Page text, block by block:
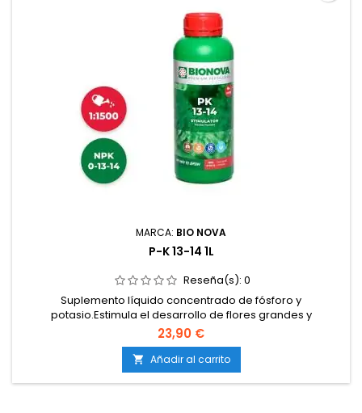
MARCA: BIO NOVA
P-K 13-14 1L
Reseña(s): 0
Suplemento líquido concentrado de fósforo y
potasio.Estimula el desarrollo de flores grandes y
compactas.Incrementa la producción de resina, aroma y
sabor.Mejora la transferencia de energía y la formación de
azúcares.Compatible con todos los sistemas de cultivo.
23,90 €
 Añadir al carrito